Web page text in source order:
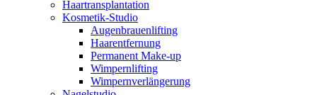
Haartransplantation
Kosmetik-Studio
Augenbrauenlifting
Haarentfernung
Permanent Make-up
Wimpernlifting
Wimpernverlängerung